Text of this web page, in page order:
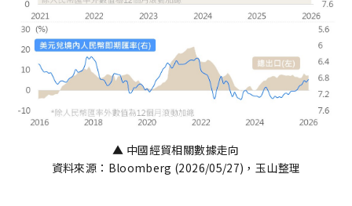
▲ 中國經貿相關數據走向
資料來源：Bloomberg (2026/05/27)，玉山整理